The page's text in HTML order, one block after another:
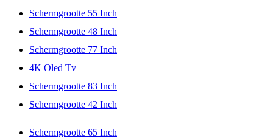
Schermgrootte 55 Inch
Schermgrootte 48 Inch
Schermgrootte 77 Inch
4K Oled Tv
Schermgrootte 83 Inch
Schermgrootte 42 Inch
Schermgrootte 65 Inch